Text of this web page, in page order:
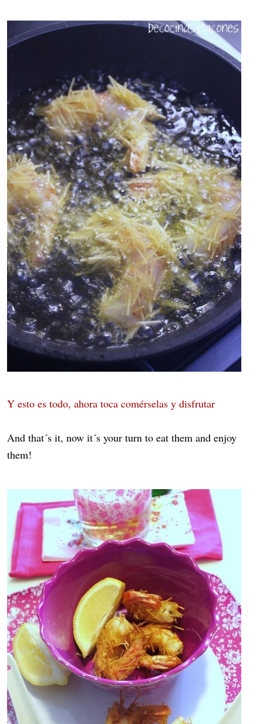
Y esto es todo, ahora toca comérselas y disfrutar
And that´s it, now it´s your turn to eat them and enjoy
them!